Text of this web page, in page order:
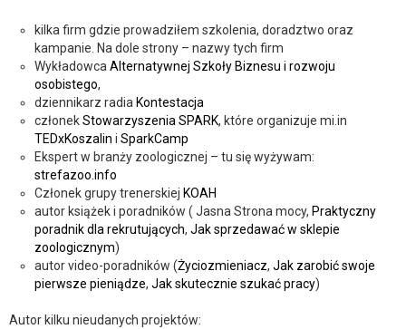
kilka firm gdzie prowadziłem szkolenia, doradztwo oraz
kampanie. Na dole strony – nazwy tych firm
Wykładowca Alternatywnej Szkoły Biznesu i rozwoju
osobistego,
dziennikarz radia Kontestacja
członekStowarzyszenia SPARK, które organizuje mi.in
TEDxKoszalin i SparkCamp
Ekspert w branży zoologicznej – tu się wyżywam:
strefazoo.info
Członek grupy trenerskiej KOAH
autor książek i poradników ( Jasna Strona mocy, Praktyczny
poradnik dla rekrutujących, Jak sprzedawać w sklepie
zoologicznym)
autor video-poradników (Życiozmieniacz, Jak zarobić swoje
pierwsze pieniądze, Jak skutecznie szukać pracy)
Autor kilku nieudanych projektów: